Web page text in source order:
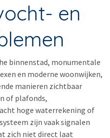
en
binnenstad, monumentale
en moderne woonwijken,
manieren zichtbaar
of plafonds,
hoge waterrekening of
zijn vaak signalen
zich niet direct laat